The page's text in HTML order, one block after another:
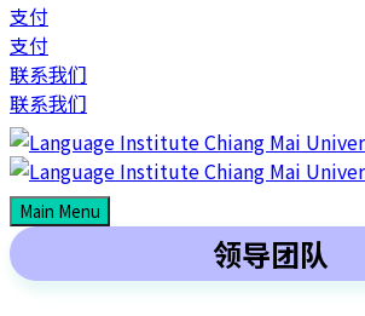
支付
支付
联系我们
联系我们
Main Menu
领导团队